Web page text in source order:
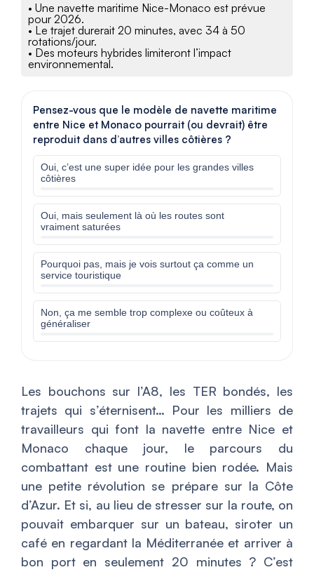
• Une navette maritime Nice-Monaco est prévue
pour 2026.
• Le trajet durerait 20 minutes, avec 34 à 50
rotations/jour.
• Des moteurs hybrides limiteront l’impact
environnemental.
Pensez-vous que le modèle de navette maritime
entre Nice et Monaco pourrait (ou devrait) être
reproduit dans d’autres villes côtières ?
Oui, c’est une super idée pour les grandes villes
côtières
Oui, mais seulement là où les routes sont
vraiment saturées
Pourquoi pas, mais je vois surtout ça comme un
service touristique
Non, ça me semble trop complexe ou coûteux à
généraliser
Les bouchons sur l’A8, les TER bondés, les
trajets qui s’éternisent… Pour les milliers de
travailleurs qui font la navette entre Nice et
Monaco chaque jour, le parcours du
combattant est une routine bien rodée. Mais
une petite révolution se prépare sur la Côte
d’Azur. Et si, au lieu de stresser sur la route, on
pouvait embarquer sur un bateau, siroter un
café en regardant la Méditerranée et arriver à
bon port en seulement 20 minutes ? C’est